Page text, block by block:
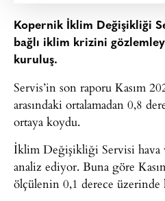
Kopernik İklim Değişikliği
bağlı iklim krizini
kuruluş.
Servis’in son raporu Kasım
arasındaki ortalamadan 0,8
ortaya koydu.
İklim Değişikliği Servisi hava
analiz ediyor. Buna göre
ölçülenin 0,1 derece üzerinde